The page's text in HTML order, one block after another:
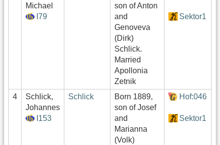
Michael
I79
son of Anton
and
Genoveva
(Dirk)
Schlick.
Married
Apollonia
Zetnik
Sektor1
4
Schlick,
Johannes
I153
Schlick
Born 1889,
son of Josef
and
Marianna
(Volk)
Hof:046
Sektor1